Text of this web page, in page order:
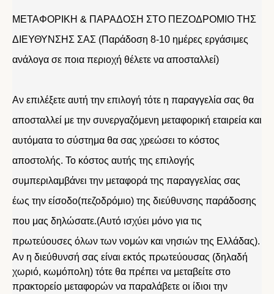
ΜΕΤΑΦΟΡΙΚΗ & ΠΑΡΑΔΟΣΗ ΣΤΟ ΠΕΖΟΔΡΟΜΙΟ ΤΗΣ
ΔΙΕΥΘΥΝΣΗΣ ΣΑΣ (Παράδοση 8-10 ημέρες εργάσιμες
ανάλογα σε ποια περιοχή θέλετε να αποσταλλεί)
Αν επιλέξετε αυτή την επιλογή τότε η παραγγελία σας θα
αποσταλλεί με την συνεργαζόμενη μεταφορική εταιρεία και
αυτόματα το σύστημα θα σας χρεώσει το κόστος
αποστολής. Το κόστος αυτής της επιλογής
συμπεριλαμβάνει την μεταφορά της παραγγελίας σας
έως την είσοδο(πεζοδρόμιο) της διεύθυνσης παράδοσης
που μας δηλώσατε.(Αυτό ισχύει μόνο για τις
πρωτεύουσες όλων των νομών και νησιών της Ελλάδας).
Αν η διεύθυνσή σας είναι εκτός πρωτεύουσας (δηλαδή
χωριό, κωμόπολη) τότε θα πρέπει να μεταβείτε στο
πρακτορείο μεταφορών να παραλάβετε οι ίδιοι την